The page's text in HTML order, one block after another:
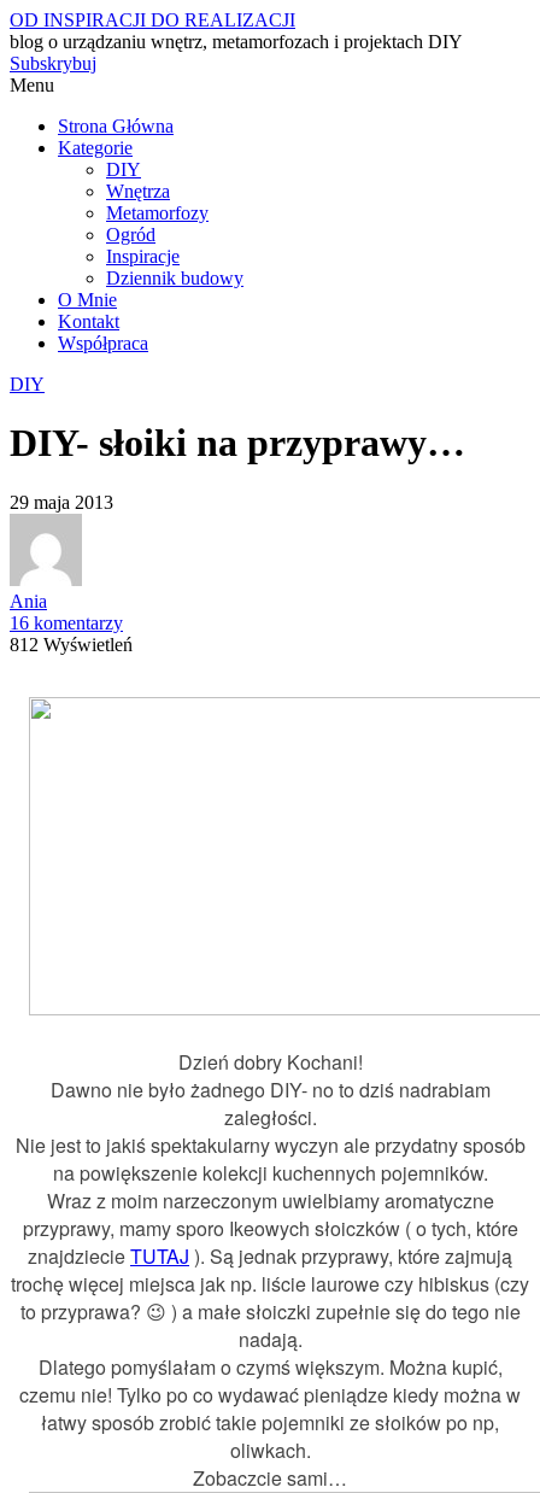
OD INSPIRACJI DO REALIZACJI
blog o urządzaniu wnętrz, metamorfozach i projektach DIY
Subskrybuj
Menu
Strona Główna
Kategorie
DIY
Wnętrza
Metamorfozy
Ogród
Inspiracje
Dziennik budowy
O Mnie
Kontakt
Współpraca
DIY
DIY- słoiki na przyprawy…
29 maja 2013
Ania
16 komentarzy
812 Wyświetleń
Dzień dobry Kochani!
Dawno nie było żadnego DIY- no to dziś nadrabiam
zaległości.
Nie jest to jakiś spektakularny wyczyn ale przydatny sposób
na powiększenie kolekcji kuchennych pojemników.
Wraz z moim narzeczonym uwielbiamy aromatyczne
przyprawy, mamy sporo Ikeowych słoiczków ( o tych, które
znajdziecieTUTAJ ). Są jednak przyprawy, które zajmują
trochę więcej miejsca jak np. liście laurowe czy hibiskus (czy
to przyprawa? 😉 ) a małe słoiczki zupełnie się do tego nie
nadają.
Dlatego pomyślałam o czymś większym. Można kupić,
czemu nie! Tylko po co wydawać pieniądze kiedy można w
łatwy sposób zrobić takie pojemniki ze słoików po np,
oliwkach.
Zobaczcie sami…